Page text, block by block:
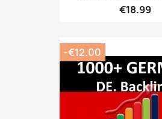
€18.99
-€12.00